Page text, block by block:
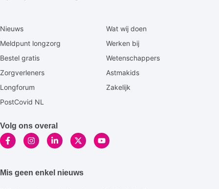
Secundaire
Nieuws
Wat wij doen
Meldpunt longzorg
Werken bij
Bestel gratis
Wetenschappers
Zorgverleners
Astmakids
Longforum
Zakelijk
PostCovid NL
Volg ons overal
Mis geen enkel nieuws